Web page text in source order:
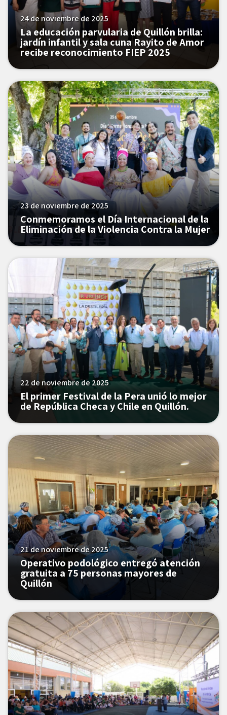
24 de noviembre de 2025
La educación parvularia de Quillón brilla:
jardín infantil y sala cuna Rayito de Amor
recibe reconocimiento FIEP 2025
23 de noviembre de 2025
Conmemoramos el Día Internacional de la
Eliminación de la Violencia Contra la Mujer
22 de noviembre de 2025
El primer Festival de la Pera unió lo mejor
de República Checa y Chile en Quillón.
21 de noviembre de 2025
Operativo podológico entregó atención
gratuita a 75 personas mayores de
Quillón